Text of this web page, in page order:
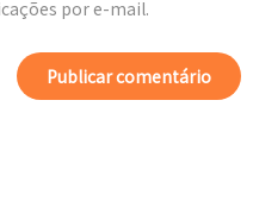
por e-mail.